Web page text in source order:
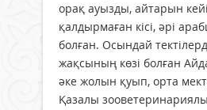
орақ ауызды, айтарын
қалдырмаған кісі, әрі
болған. Осындай
жақсының көзі болған
әке жолын қуып, орта
Қазалы